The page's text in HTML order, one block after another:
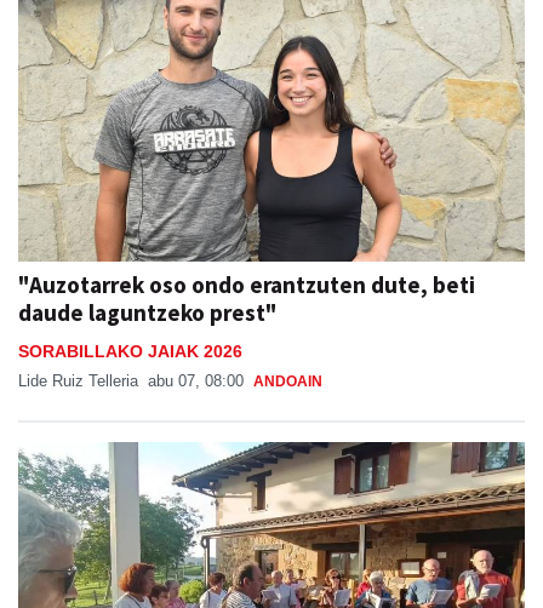
"Auzotarrek oso ondo erantzuten dute, beti
daude laguntzeko prest"
SORABILLAKO JAIAK 2026
Lide Ruiz Telleria abu 07, 08:00 ANDOAIN